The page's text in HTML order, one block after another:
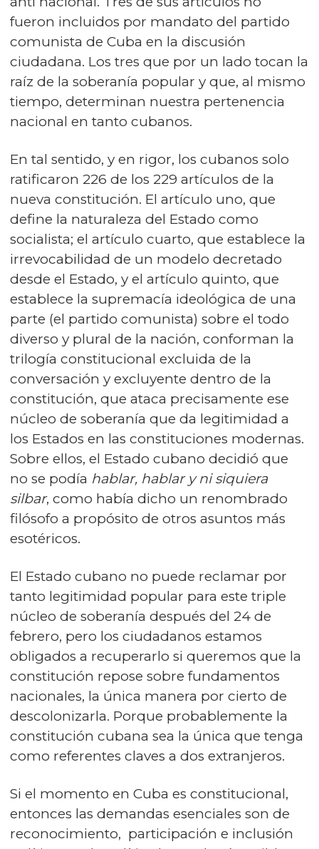
fueron incluidos por mandato del partido
comunista de Cuba en la discusión
ciudadana. Los tres que por un lado tocan la
raíz de la soberanía popular y que, al mismo
tiempo, determinan nuestra pertenencia
nacional en tanto cubanos.
En tal sentido, y en rigor, los cubanos solo
ratificaron 226 de los 229 artículos de la
nueva constitución. El artículo uno, que
define la naturaleza del Estado como
socialista; el artículo cuarto, que establece la
irrevocabilidad de un modelo decretado
desde el Estado, y el artículo quinto, que
establece la supremacía ideológica de una
parte (el partido comunista) sobre el todo
diverso y plural de la nación, conforman la
trilogía constitucional excluida de la
conversación y excluyente dentro de la
constitución, que ataca precisamente ese
núcleo de soberanía que da legitimidad a
los Estados en las constituciones modernas.
Sobre ellos, el Estado cubano decidió que
no se podía hablar, hablar y ni siquiera
silbar, como había dicho un renombrado
filósofo a propósito de otros asuntos más
esotéricos.
El Estado cubano no puede reclamar por
tanto legitimidad popular para este triple
núcleo de soberanía después del 24 de
febrero, pero los ciudadanos estamos
obligados a recuperarlo si queremos que la
constitución repose sobre fundamentos
nacionales, la única manera por cierto de
descolonizarla. Porque probablemente la
constitución cubana sea la única que tenga
como referentes claves a dos extranjeros.
Si el momento en Cuba es constitucional,
entonces las demandas esenciales son de
reconocimiento, participación e inclusión